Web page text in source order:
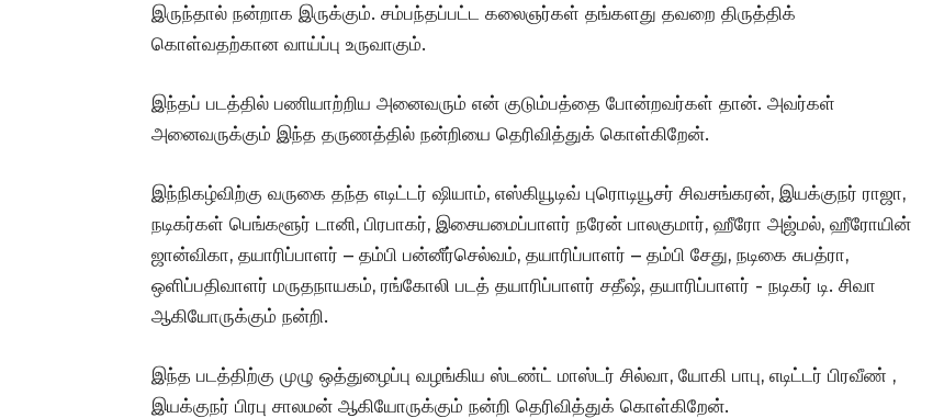
இருந்தால் நன்றாக இருக்கும். சம்பந்தப்பட்ட கலைஞர்கள் தங்களது தவறை திருத்திக்
கொள்வதற்கான வாய்ப்பு உருவாகும்.
இந்தப் படத்தில் பணியாற்றிய அனைவரும் என் குடும்பத்தை போன்றவர்கள் தான். அவர்கள்
அனைவருக்கும் இந்த தருணத்தில் நன்றியை தெரிவித்துக் கொள்கிறேன்.
இந்நிகழ்விற்கு வருகை தந்த எடிட்டர் ஷியாம், எஸ்கியூடிவ் புரொடியூசர் சிவசங்கரன், இயக்குநர் ராஜா,
நடிகர்கள் பெங்களூர் டானி, பிரபாகர், இசையமைப்பாளர் நரேன் பாலகுமார், ஹீரோ அஜ்மல், ஹீரோயின்
ஜான்விகா, தயாரிப்பாளர் – தம்பி பன்னீர்செல்வம், தயாரிப்பாளர் – தம்பி சேது, நடிகை சுபத்ரா,
ஒளிப்பதிவாளர் மருதநாயகம், ரங்கோலி படத் தயாரிப்பாளர் சதீஷ், தயாரிப்பாளர் -‌ நடிகர் டி. சிவா
ஆகியோருக்கும் நன்றி.
இந்த படத்திற்கு முழு ஒத்துழைப்பு வழங்கிய ஸ்டண்ட் மாஸ்டர் சில்வா, யோகி பாபு, எடிட்டர் பிரவீண் ,
இயக்குநர் பிரபு சாலமன் ஆகியோருக்கும் நன்றி தெரிவித்துக் கொள்கிறேன்.